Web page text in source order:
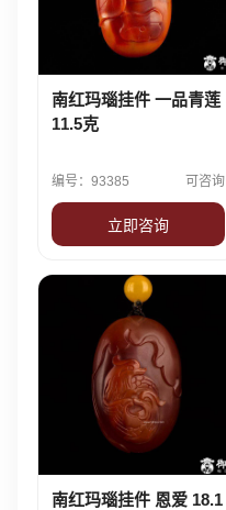
南红玛瑙挂件 一品青莲
11.5克
编号：93385 可咨询
立即咨询
南红玛瑙挂件 恩爱 18.1